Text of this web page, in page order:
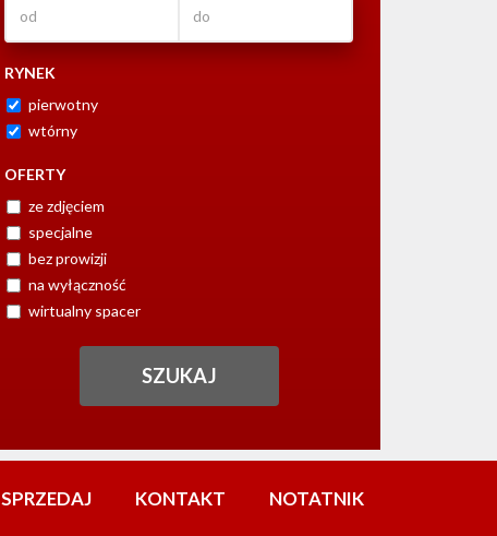
RYNEK
pierwotny
wtórny
OFERTY
ze zdjęciem
specjalne
bez prowizji
na wyłączność
wirtualny spacer
SPRZEDAJ KONTAKT NOTATNIK